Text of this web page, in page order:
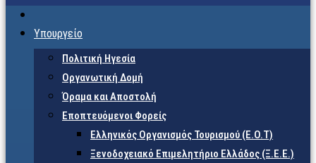
Υπουργείο
Πολιτική Ηγεσία
Οργανωτική Δομή
Όραμα και Αποστολή
Εποπτευόμενοι Φορείς
Eλληνικός Οργανισμός Τουρισμού (Ε.Ο.Τ)
Ξενοδοχειακό Επιμελητήριο Ελλάδος (Ξ.Ε.Ε.)